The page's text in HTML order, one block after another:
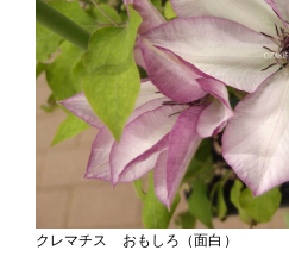
クレマチス おもしろ（面白）